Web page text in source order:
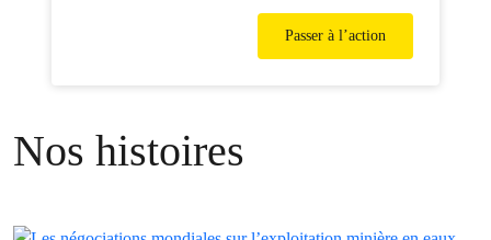
Passer à l’action
Nos histoires